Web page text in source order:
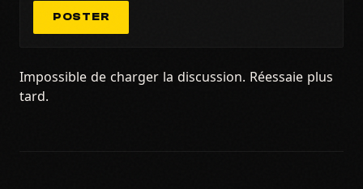
POSTER
Impossible de charger la discussion. Réessaie plus
tard.